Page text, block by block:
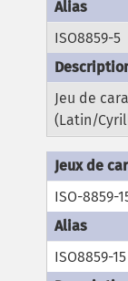
ISO8859-5
Jeu de
(Latin/
ISO-8859-
ISO8859-15